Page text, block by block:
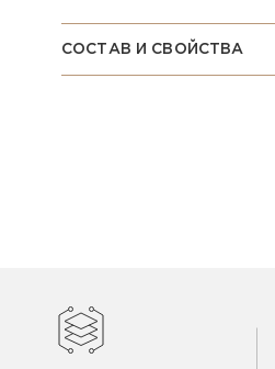
СОСТАВ И СВОЙСТВА